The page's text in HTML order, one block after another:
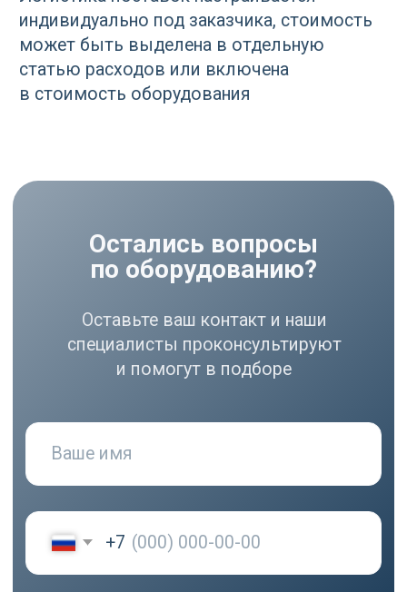
помещение №1002
Made by
WisdomDesign